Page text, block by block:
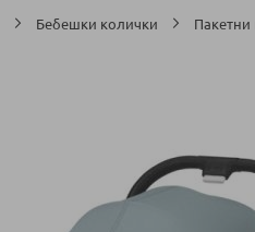
Бебешки колички